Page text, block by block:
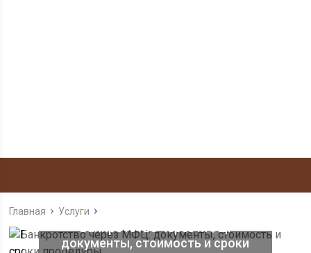
Главная Услуги
Банкротство через МФЦ:
документы, стоимость и сроки